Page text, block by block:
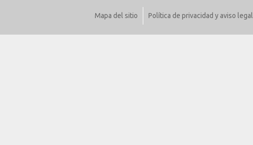
Mapa del sitio Política de privacidad y aviso legal